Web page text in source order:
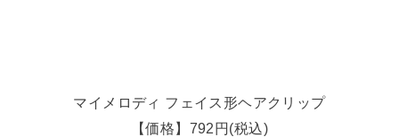
マイメロディ フェイス形ヘアクリップ
【価格】792円(税込)